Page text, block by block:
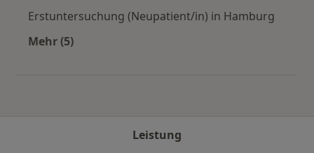
Erstuntersuchung (Neupatient/in) in Hamburg
Mehr (5)
Leistung